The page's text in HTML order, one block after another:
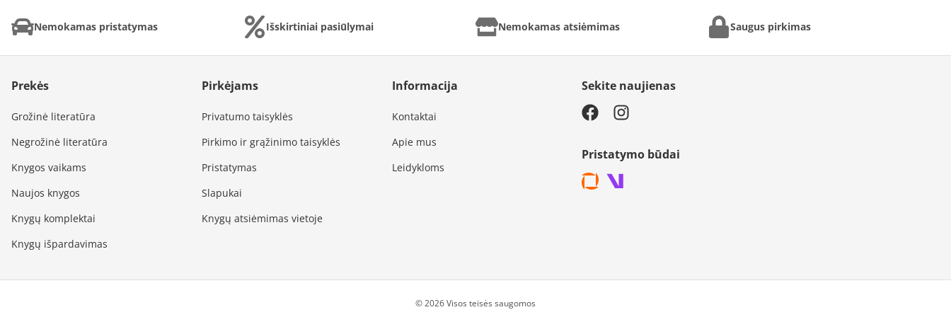
Nemokamas pristatymas Išskirtiniai pasiūlymai Nemokamas atsiėmimas Saugus pirkimas
Prekės
Grožinė literatūra
Negrožinė literatūra
Knygos vaikams
Naujos knygos
Knygų komplektai
Knygų išpardavimas
Pirkėjams
Privatumo taisyklės
Pirkimo ir grąžinimo taisyklės
Pristatymas
Slapukai
Knygų atsiėmimas vietoje
Informacija
Kontaktai
Apie mus
Leidykloms
Sekite naujienas
Pristatymo būdai
© 2026 Visos teisės saugomos